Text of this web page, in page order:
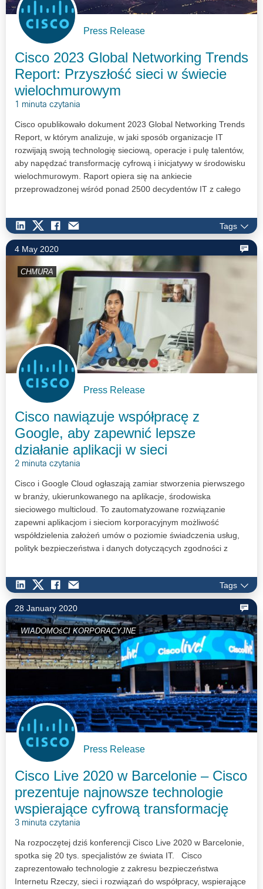
Press Release
Cisco 2023 Global Networking Trends
Report: Przyszłość sieci w świecie
wielochmurowym
1 minuta czytania
Cisco opublikowało dokument 2023 Global Networking Trends
Report, w którym analizuje, w jaki sposób organizacje IT
rozwijają swoją technologię sieciową, operacje i pulę talentów,
aby napędzać transformację cyfrową i inicjatywy w środowisku
wielochmurowym. Raport opiera się na ankiecie
przeprowadzonej wśród ponad 2500 decydentów IT z całego
Tags
4 May 2020
CHMURA
Press Release
Cisco nawiązuje współpracę z
Google, aby zapewnić lepsze
działanie aplikacji w sieci
2 minuta czytania
Cisco i Google Cloud ogłaszają zamiar stworzenia pierwszego
w branży, ukierunkowanego na aplikacje, środowiska
sieciowego multicloud. To zautomatyzowane rozwiązanie
zapewni aplikacjom i sieciom korporacyjnym możliwość
współdzielenia założeń umów o poziomie świadczenia usług,
polityk bezpieczeństwa i danych dotyczących zgodności z
Tags
28 January 2020
WIADOMOśCI KORPORACYJNE
Press Release
Cisco Live 2020 w Barcelonie – Cisco
prezentuje najnowsze technologie
wspierające cyfrową transformację
3 minuta czytania
Na rozpoczętej dziś konferencji Cisco Live 2020 w Barcelonie,
spotka się 20 tys. specjalistów ze świata IT. Cisco
zaprezentowało technologie z zakresu bezpieczeństwa
Internetu Rzeczy, sieci i rozwiązań do współpracy, wspierające